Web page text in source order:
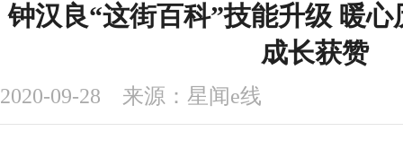
钟汉良“这街百科”技能升级 暖
成长获赞
2020-09-28 来源：星闻e线